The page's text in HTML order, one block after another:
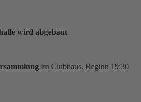
wird abgebaut
im Clubhaus. Beginn 19:30